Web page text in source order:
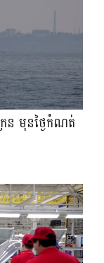
ន មុនថ្ងៃកំណត់